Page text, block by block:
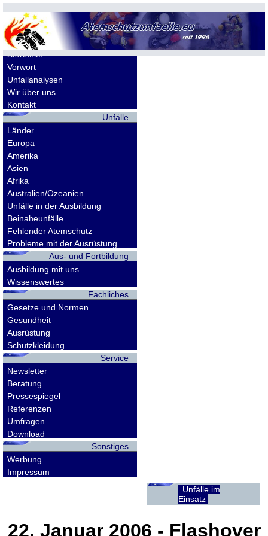
Allgemeines
Startseite
Vorwort
Unfallanalysen
Wir über uns
Kontakt
Unfälle
Länder
Europa
Amerika
Asien
Afrika
Australien/Ozeanien
Unfälle in der Ausbildung
Beinaheunfälle
Fehlender Atemschutz
Probleme mit der Ausrüstung
Aus- und Fortbildung
Ausbildung mit uns
Wissenswertes
Fachliches
Gesetze und Normen
Gesundheit
Ausrüstung
Schutzkleidung
Service
Newsletter
Beratung
Pressespiegel
Referenzen
Umfragen
Download
Sonstiges
Werbung
Impressum
Unfälle im
Einsatz
22. Januar 2006 - Flashover